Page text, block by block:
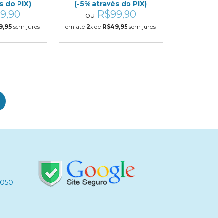
do PIX)
sem juros
(-5% através do PIX)
ou R$99,90
em até2x de R$49,95 sem juros